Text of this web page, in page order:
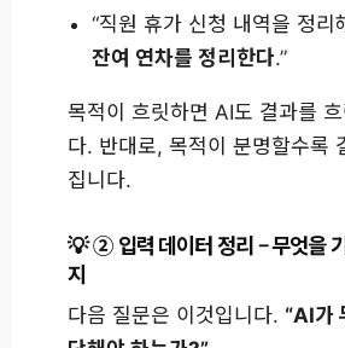
“직원 휴가 신청 내역을 정
잔여 연차를 정리한다.”
목적이 흐릿하면 AI도 결과를 흐
다. 반대로, 목적이 분명할수록
집니다.
② 입력 데이터 정리 – 무엇을
지
다음 질문은 이것입니다. “AI가